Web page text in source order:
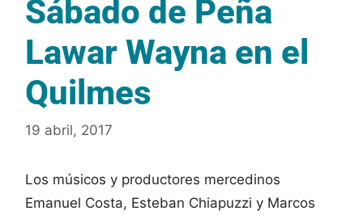
Sábado de Peña
Lawar Wayna en el
Quilmes
19 abril, 2017
Los músicos y productores mercedinos
Emanuel Costa, Esteban Chiapuzzi y Marcos